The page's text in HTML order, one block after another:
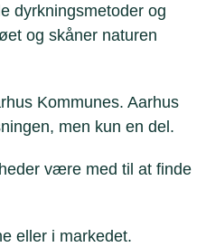
dyrkningsmetoder og
og skåner naturen
Kommunes. Aarhus
men kun en del.
være med til at finde
eller i markedet.